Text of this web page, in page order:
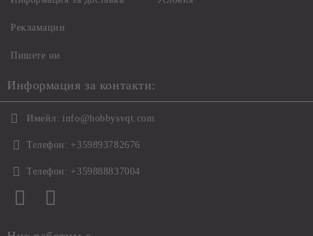
Рекламации
Пишете ни
Информация за контакти:
Имейл: info@hobbysvqt.com
Телефон: +359893782676
Телефон: +359888837004